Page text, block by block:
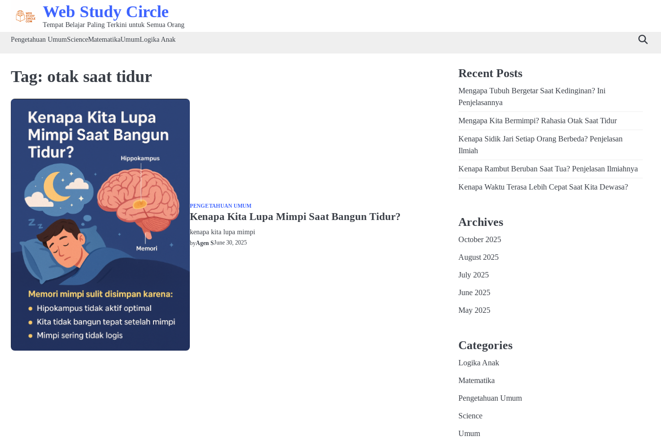
Web Study Circle
Tempat Belajar Paling Terkini untuk Semua Orang
Pengetahuan UmumScienceMatematikaUmumLogika Anak
Tag: otak saat tidur
PENGETAHUAN UMUM
Kenapa Kita Lupa Mimpi Saat Bangun Tidur?
kenapa kita lupa mimpi
byAgen SJune 30, 2025
Recent Posts
Mengapa Tubuh Bergetar Saat Kedinginan? Ini
Penjelasannya
Mengapa Kita Bermimpi? Rahasia Otak Saat Tidur
Kenapa Sidik Jari Setiap Orang Berbeda? Penjelasan
Ilmiah
Kenapa Rambut Beruban Saat Tua? Penjelasan Ilmiahnya
Kenapa Waktu Terasa Lebih Cepat Saat Kita Dewasa?
Archives
October 2025
August 2025
July 2025
June 2025
May 2025
Categories
Logika Anak
Matematika
Pengetahuan Umum
Science
Umum